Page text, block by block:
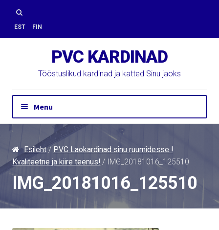
Skip
to
navigation
Skip
to
content
Otsi:
EST FIN
PVC KARDINAD
Tööstuslikud kardinad ja katted Sinu jaoks
Menu
Hinnapäring
Kontakt
Paigaldus
PVC Kardinad
E-Pood
Esileht/ PVC Laokardinad sinu ruumidesse !
Kvaliteetne ja kiire teenus! / IMG_20181016_125510
IMG_20181016_125510